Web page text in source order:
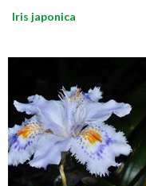
Iris japonica